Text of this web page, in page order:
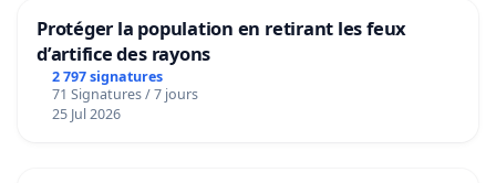
Protéger la population en retirant les feux
d’artifice des rayons
2 797 signatures
71 Signatures / 7 jours
25 Jul 2026